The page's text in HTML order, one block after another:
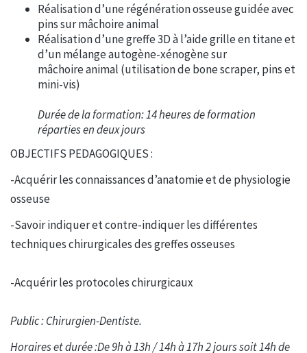
Réalisation d’une régénération osseuse guidée avec
pins sur mâchoire animal
Réalisation d’une greffe 3D à l’aide grille en titane et
d’un mélange autogène-xénogène sur
mâchoire animal (utilisation de bone scraper, pins et
mini-vis)
Durée de la formation: 14 heures de formation
réparties en deux jours
OBJECTIFS PEDAGOGIQUES :
-Acquérir les connaissances d’anatomie et de physiologie
osseuse
-Savoir indiquer et contre-indiquer les différentes
techniques chirurgicales des greffes osseuses
-Acquérir les protocoles chirurgicaux
Public : Chirurgien-Dentiste.
Horaires et durée :De 9h à 13h / 14h à 17h 2 jours soit 14h de